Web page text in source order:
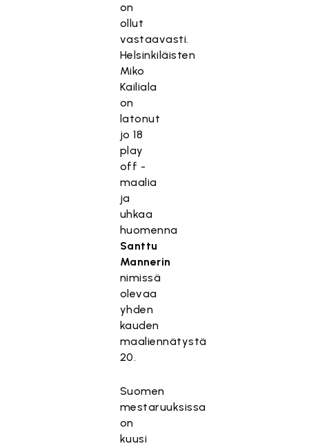
on
ollut
vastaavasti.
Helsinkiläisten
Miko
Kailiala
on
latonut
jo 18
play
off -
maalia
ja
uhkaa
huomenna
Santtu
Mannerin
nimissä
olevaa
yhden
kauden
maaliennätystä
20.
Suomen
mestaruuksissa
on
kuusi